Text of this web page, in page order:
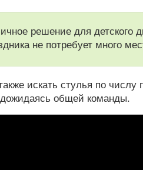
решение для детского
не потребует много
искать стулья по числу
дожидаясь общей команды.